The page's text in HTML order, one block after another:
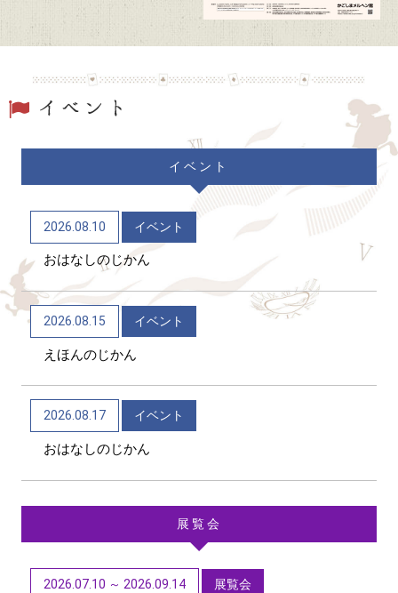
朗読の時間「ふるさとの昔ばなし」
駐車場および周辺道路混雑のお知らせ
トピックス
かごしまメルヘン館特別企画展「教科書で出会う童
話と絵本展」（7/10～9/14）
2026/06/04
かごしま近代文学館 企画展「Let’s go to the
mountains！～作家×山～」（12/9～R9/6/21）
2026/06/04 トピックス
かごしま近代文学館 テーマ展「向田邦子日本を旅
する～Bon Voyage～」（11/1～R9/3/15）
イベント
2026.08.10 イベント
おはなしのじかん
2026.08.15 イベント
えほんのじかん
2026.08.17 イベント
おはなしのじかん
展覧会
2026.07.10 ～ 2026.09.14 展覧会